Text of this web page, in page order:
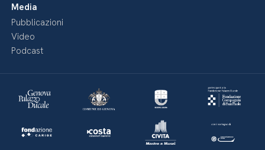
Media
Pubblicazioni
Video
Podcast